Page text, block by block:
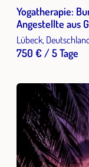
Yogatherapie:
Angestellte aus
Multiplikatoren
Lübeck,
750 € / 5 Tage